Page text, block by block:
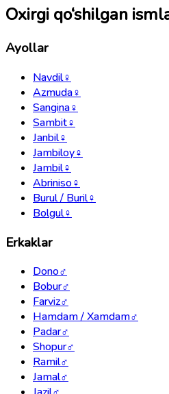
Oxirgi qo‘shilgan
Ayollar
Navdil♀
Azmuda♀
Sangina♀
Sambit♀
Janbil♀
Jambiloy♀
Jambil♀
Abriniso♀
Burul / Buril♀
Bolgul♀
Erkaklar
Dono♂
Bobur♂
Farviz♂
Hamdam / Xamdam♂
Padar♂
Shopur♂
Ramil♂
Jamal♂